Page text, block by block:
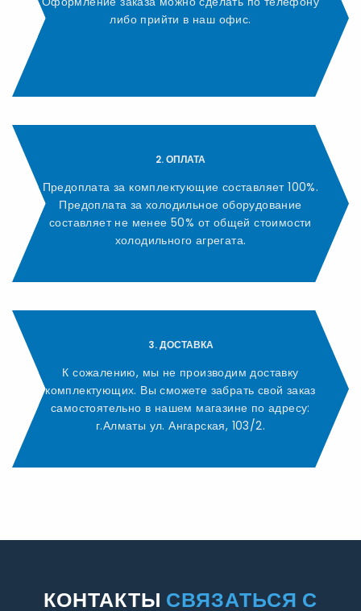
либо прийти в наш офис.
2. ОПЛАТА
Предоплата за комплектующие составляет 100%.
Предоплата за холодильное оборудование
составляет не менее 50% от общей стоимости
холодильного агрегата.
3. ДОСТАВКА
К сожалению, мы не производим доставку
комплектующих. Вы сможете забрать свой заказ
самостоятельно в нашем магазине по адресу:
г.Алматы ул. Ангарская, 103/2.
КОНТАКТЫ СВЯЗАТЬСЯ С